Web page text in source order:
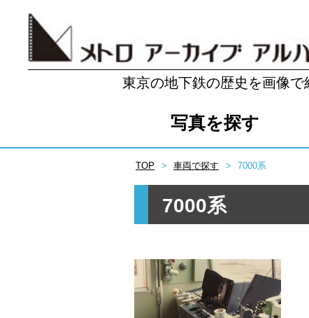
東京の地下鉄の歴史を画像で
写真を探す
TOP 車両で探す 7000系
7000系